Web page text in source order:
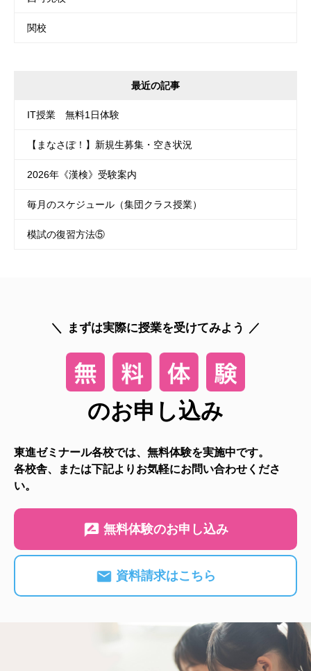
関校
最近の記事
IT授業 無料1日体験
【まなさぽ！】新規生募集・空き状況
2026年《漢検》受験案内
毎月のスケジュール（集団クラス授業）
模試の復習方法⑤
まずは実際に授業を受けてみよう
のお申し込み
東進ゼミナール各校では、無料体験を実施中です。
各校舎、または下記よりお気軽にお問い合わせくださ
い。
無料体験のお申し込み
資料請求はこちら